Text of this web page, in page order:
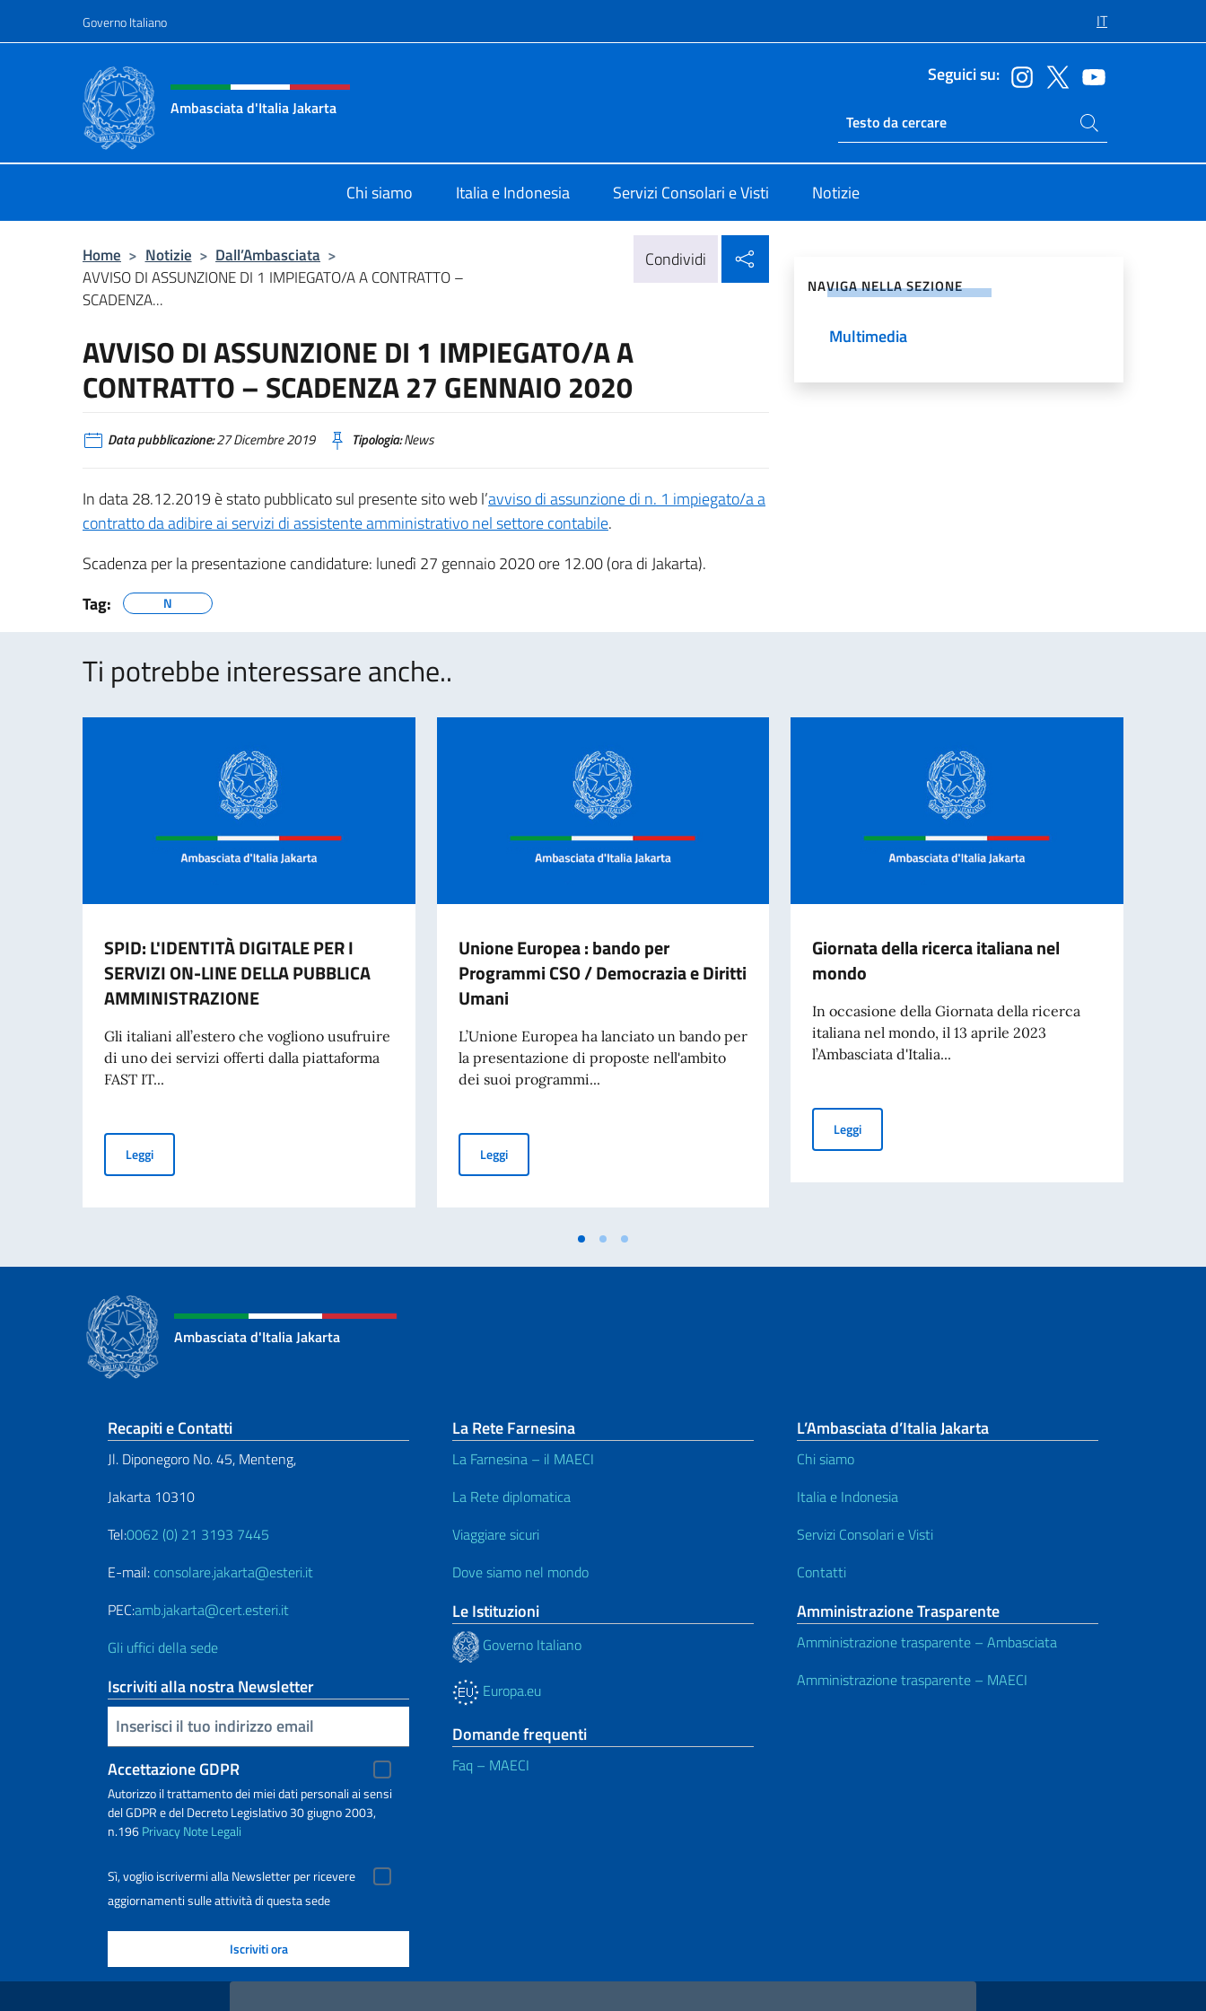
Governo Italiano IT
Intestazione sito, social e menù
Ambasciata d'Italia Jakarta
Seguici su:
Ricerca sito live
Cerca nel sito
Chi siamo Italia e Indonesia Servizi Consolari e Visti Notizie
Home > Notizie > Dall’Ambasciata >
AVVISO DI ASSUNZIONE DI 1 IMPIEGATO/A A CONTRATTO –
SCADENZA...
Condividi
AVVISO DI ASSUNZIONE DI 1 IMPIEGATO/A A
CONTRATTO – SCADENZA 27 GENNAIO 2020
Data pubblicazione:27 Dicembre 2019 Tipologia:News
In data 28.12.2019 è stato pubblicato sul presente sito web l’avviso di assunzione di n. 1 impiegato/a a
contratto da adibire ai servizi di assistente amministrativo nel settore contabile.
Scadenza per la presentazione candidature: lunedì 27 gennaio 2020 ore 12.00 (ora di Jakarta).
Tag:
N
NAVIGA NELLA SEZIONE
Multimedia
Ti potrebbe interessare anche..
SPID: L'IDENTITÀ DIGITALE PER I
SERVIZI ON-LINE DELLA PUBBLICA
AMMINISTRAZIONE
Gli italiani all’estero che vogliono usufruire
di uno dei servizi offerti dalla piattaforma
FAST IT...
LeggiSPID: L'IDENTITÀ DIGITALE PER I SERVIZI ON-LINE DELLA PUBBLICA AMMINISTRAZIONE
Unione Europea : bando per
Programmi CSO / Democrazia e Diritti
Umani
L’Unione Europea ha lanciato un bando per
la presentazione di proposte nell'ambito
dei suoi programmi...
LeggiUnione Europea : bando per Programmi CSO / Democrazia e Diritti Umani
Giornata della ricerca italiana nel
mondo
In occasione della Giornata della ricerca
italiana nel mondo, il 13 aprile 2023
l’Ambasciata d'Italia...
LeggiGiornata della ricerca italiana nel mondo
Ambasciata d'Italia Jakarta
Sezione footer
Recapiti e Contatti
Jl. Diponegoro No. 45, Menteng,
Jakarta 10310
Tel:0062 (0) 21 3193 7445
E-mail: consolare.jakarta@esteri.it
PEC:amb.jakarta@cert.esteri.it
Gli uffici della sede
Iscriviti alla nostra Newsletter
Inserisci la tua email
Accettazione GDPR
Autorizzo il trattamento dei miei dati personali ai sensi
del GDPR e del Decreto Legislativo 30 giugno 2003,
n.196PrivacyNote Legali
Sì, voglio iscrivermi alla Newsletter per ricevere
aggiornamenti sulle attività di questa sede
La Rete Farnesina
La Farnesina – il MAECI
La Rete diplomatica
Viaggiare sicuri
Dove siamo nel mondo
Le Istituzioni
Governo Italiano
Europa.eu
Domande frequenti
Faq – MAECI
L’Ambasciata d’Italia Jakarta
Chi siamo
Italia e Indonesia
Servizi Consolari e Visti
Contatti
Amministrazione Trasparente
Amministrazione trasparente – Ambasciata
Amministrazione trasparente – MAECI